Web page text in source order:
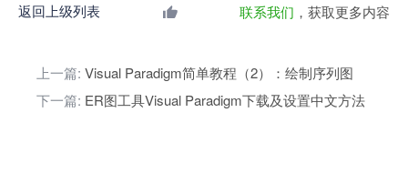
返回上级列表 联系我们 ，获取更多内容
上一篇: Visual Paradigm简单教程（2）：绘制序列图
下一篇: ER图工具Visual Paradigm下载及设置中文方法